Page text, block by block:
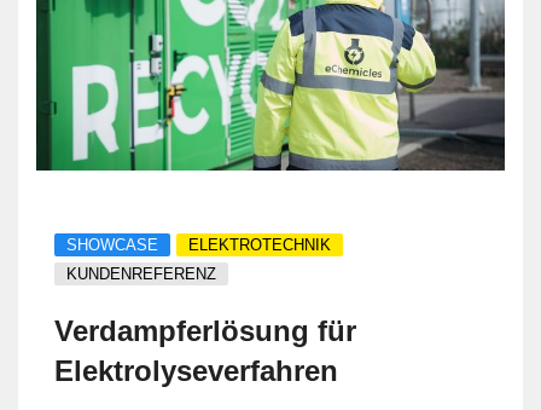
SHOWCASE
ELEKTROTECHNIK
KUNDENREFERENZ
Verdampferlösung für
Elektrolyseverfahren